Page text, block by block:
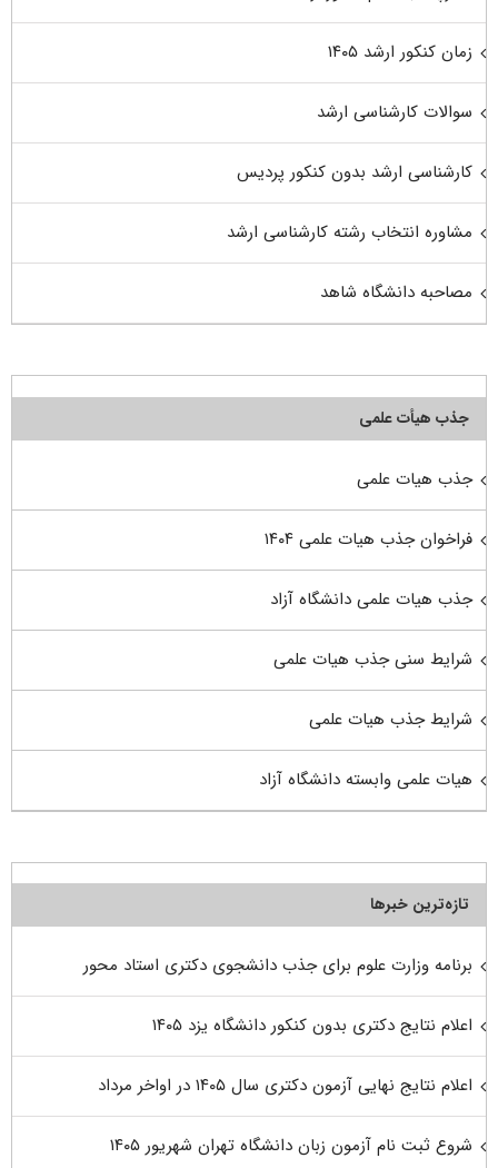
زمان کنکور ارشد ۱۴۰۵
سوالات کارشناسی ارشد
کارشناسی ارشد بدون کنکور پردیس
مشاوره انتخاب رشته کارشناسی ارشد
مصاحبه دانشگاه شاهد
جذب هیأت علمی
جذب هیات علمی
فراخوان جذب هیات علمی ۱۴۰۴
جذب هیات علمی دانشگاه آزاد
شرایط سنی جذب هیات علمی
شرایط جذب هیات علمی
هیات علمی وابسته دانشگاه آزاد
تازه‌ترین خبرها
برنامه وزارت علوم برای جذب دانشجوی دکتری استاد محور
اعلام نتایج دکتری بدون کنکور دانشگاه یزد ۱۴۰۵
اعلام نتایج نهایی آزمون دکتری سال ۱۴۰۵ در اواخر مرداد
شروع ثبت نام آزمون زبان دانشگاه تهران شهریور ۱۴۰۵